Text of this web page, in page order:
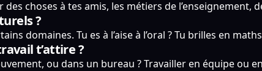
des choses à tes amis, les métiers de
?
domaines. Tu es à l’aise à l’oral ? Tu brilles en
t’attire ?
ou dans un bureau ? Travailler en équipe ou